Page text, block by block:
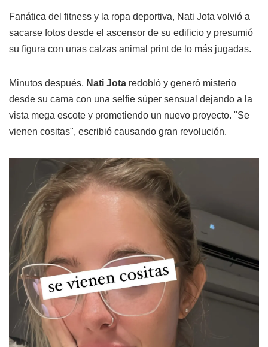
Fanática del fitness y la ropa deportiva, Nati Jota volvió a
sacarse fotos desde el ascensor de su edificio y presumió
su figura con unas calzas animal print de lo más jugadas.
Minutos después, Nati Jota redobló y generó misterio
desde su cama con una selfie súper sensual dejando a la
vista mega escote y prometiendo un nuevo proyecto. "Se
vienen cositas", escribió causando gran revolución.